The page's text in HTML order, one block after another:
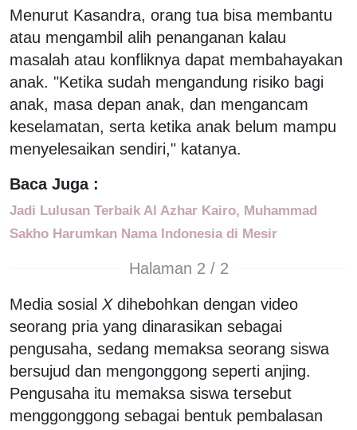
Menurut Kasandra, orang tua bisa membantu
atau mengambil alih penanganan kalau
masalah atau konfliknya dapat membahayakan
anak. "Ketika sudah mengandung risiko bagi
anak, masa depan anak, dan mengancam
keselamatan, serta ketika anak belum mampu
menyelesaikan sendiri," katanya.
Baca Juga :
Jadi Lulusan Terbaik Al Azhar Kairo, Muhammad
Sakho Harumkan Nama Indonesia di Mesir
Halaman 2 / 2
Media sosial Xdihebohkan dengan video
seorang pria yang dinarasikan sebagai
pengusaha, sedang memaksa seorang siswa
bersujud dan mengonggong seperti anjing.
Pengusaha itu memaksa siswa tersebut
menggonggong sebagai bentuk pembalasan